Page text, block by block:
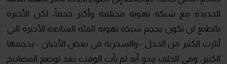
الجديدة مع شبكة تهوية مختلفة وأكبر حجماً، لكن الأخيرة
بالطبع لن تكون بحجم شبكة تهوية الفئة السابعة الأخيرة التي
أثارت الكثير من الجدل –والسخرية في بعض الأحيان - بحجمها
الكبير، وفي الخلف يبدو أنه لم يأت الوقت بعد لوضع المصابيح